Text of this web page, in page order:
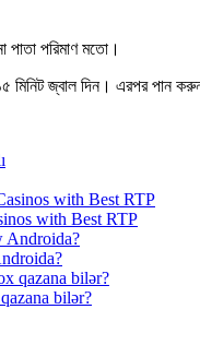
পরিমাণ মতো।
মিনিট জ্বাল দিন। এরপর পান
with Best RTP
bilər?